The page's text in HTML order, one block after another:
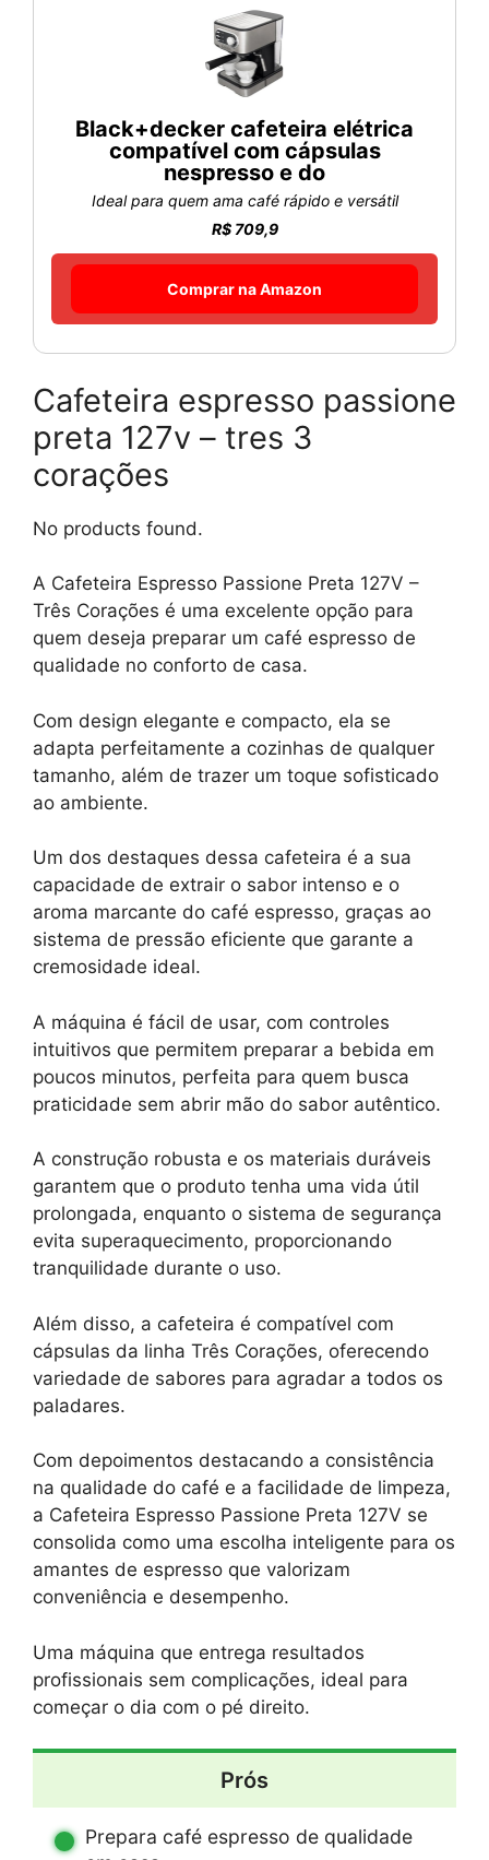
Black+decker cafeteira elétrica
compatível com cápsulas
nespresso e do
Ideal para quem ama café rápido e versátil
R$ 709,9
Comprar na Amazon
Cafeteira espresso passione
preta 127v – tres 3
corações
No products found.
A Cafeteira Espresso Passione Preta 127V –
Três Corações é uma excelente opção para
quem deseja preparar um café espresso de
qualidade no conforto de casa.
Com design elegante e compacto, ela se
adapta perfeitamente a cozinhas de qualquer
tamanho, além de trazer um toque sofisticado
ao ambiente.
Um dos destaques dessa cafeteira é a sua
capacidade de extrair o sabor intenso e o
aroma marcante do café espresso, graças ao
sistema de pressão eficiente que garante a
cremosidade ideal.
A máquina é fácil de usar, com controles
intuitivos que permitem preparar a bebida em
poucos minutos, perfeita para quem busca
praticidade sem abrir mão do sabor autêntico.
A construção robusta e os materiais duráveis
garantem que o produto tenha uma vida útil
prolongada, enquanto o sistema de segurança
evita superaquecimento, proporcionando
tranquilidade durante o uso.
Além disso, a cafeteira é compatível com
cápsulas da linha Três Corações, oferecendo
variedade de sabores para agradar a todos os
paladares.
Com depoimentos destacando a consistência
na qualidade do café e a facilidade de limpeza,
a Cafeteira Espresso Passione Preta 127V se
consolida como uma escolha inteligente para os
amantes de espresso que valorizam
conveniência e desempenho.
Uma máquina que entrega resultados
profissionais sem complicações, ideal para
começar o dia com o pé direito.
Prós
Prepara café espresso de qualidade